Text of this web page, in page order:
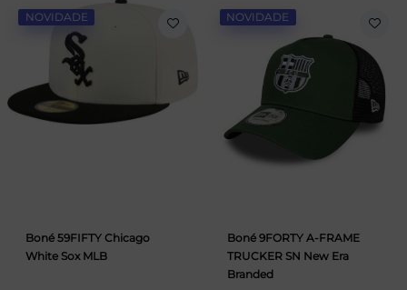
NOVIDADE
Boné 59FIFTY Chicago
White Sox MLB
NOVIDADE
Boné 9FORTY A-FRAME
TRUCKER SN New Era
Branded